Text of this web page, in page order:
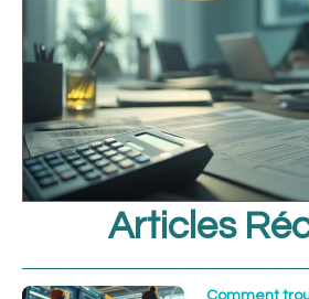
Articles
Comment